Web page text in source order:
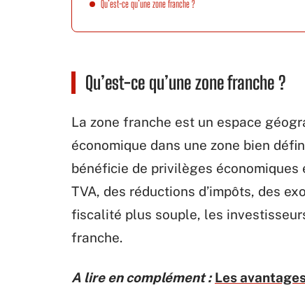
Qu’est-ce qu’une zone franche ?
Qu’est-ce qu’une zone franche ?
La zone franche est un espace
économique dans une zone bien
bénéficie de privilèges
TVA, des réductions d’impôts, des
fiscalité plus souple, les
franche.
A lire en complément : Les